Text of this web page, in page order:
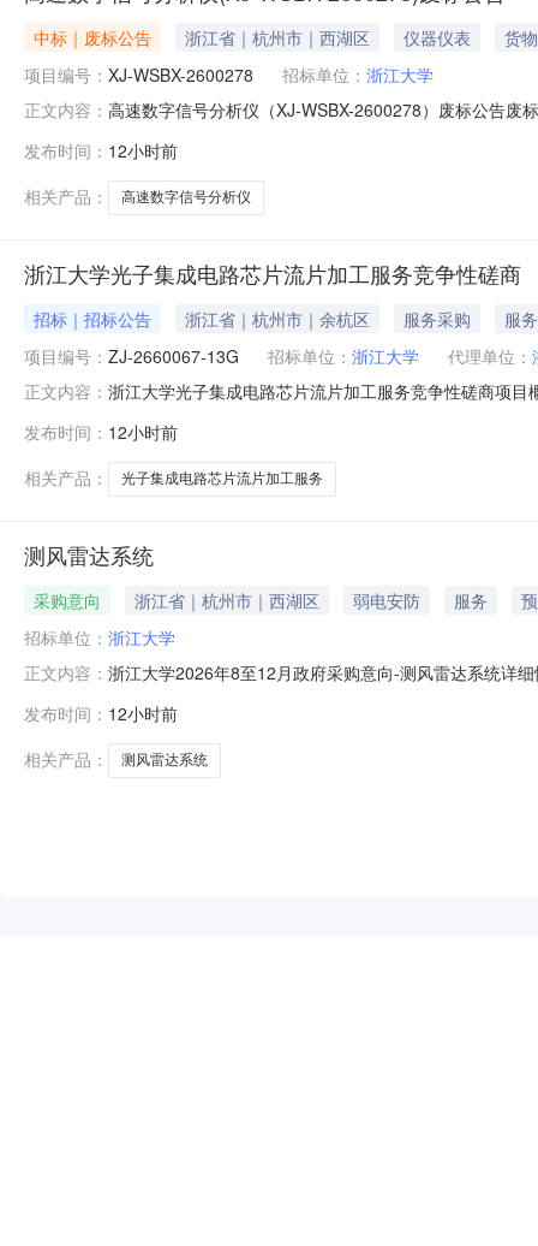
中标｜废标公告 浙江省｜杭州市｜西湖区 仪器仪表
货物
项目编号： XJ-WSBX-2600278 招标单位： 浙江大学
正文内容： 高速数字信号分析仪（XJ-WSBX-2600278）废标公告废
个工作日内到货时间要求：成交后3个工作日内预算总价
发布时间： 12小时前
相关产品：
高速数字信号分析仪
浙江大学光子集成电路芯片流片加工服务竞争性磋商
招标｜招标公告 浙江省｜杭州市｜余杭区 服务采购
服务
项目编号： ZJ-2660067-13G 招标单位： 浙江大学 代理单位：
正文内容： 浙江大学光子集成电路芯片流片加工服务竞争性磋商项
工服务采购方式：竞争性磋商预算金额：195.000000万
加工服
发布时间： 12小时前
相关产品：
光子集成电路芯片流片加工服务
测风雷达系统
采购意向 浙江省｜杭州市｜西湖区 弱电安防 服务
招标单位： 浙江大学
正文内容： 浙江大学2026年8至12月政府采购意向-测风雷达系统详
研及应用研究。其中，单光子直接测风雷达系统1台，
发布时间： 12小时前
相关产品：
测风雷达系统